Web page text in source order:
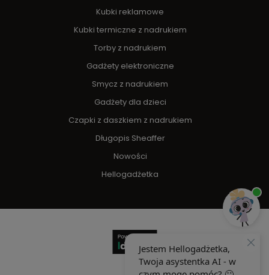
Kubki reklamowe
Kubki termiczne z nadrukiem
Torby z nadrukiem
Gadżety elektroniczne
Smycz z nadrukiem
Gadżety dla dzieci
Czapki z daszkiem z nadrukiem
Długopis Sheaffer
Nowości
Hellogadżetka